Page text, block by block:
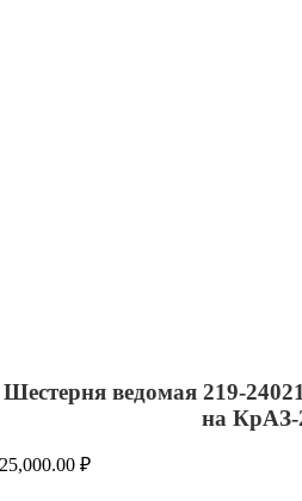
Шестерня ведомая 219-
на КрАЗ-
25,000.00₽